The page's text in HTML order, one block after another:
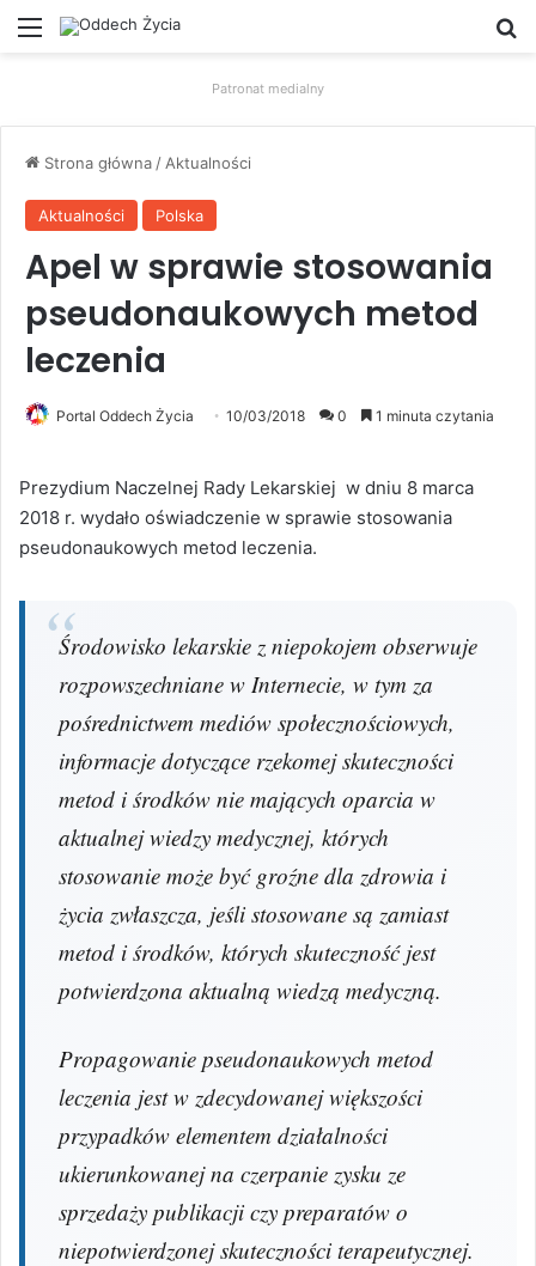
Menu
Patronat medialny
Strona główna / Aktualności
Aktualności Polska
Apel w sprawie stosowania
pseudonaukowych metod
leczenia
Portal Oddech Życia 10/03/2018 0 1 minuta czytania
Prezydium Naczelnej Rady Lekarskiej w dniu 8 marca
2018 r. wydało oświadczenie w sprawie stosowania
pseudonaukowych metod leczenia.
Środowisko lekarskie z niepokojem obserwuje
rozpowszechniane w Internecie, w tym za
pośrednictwem mediów społecznościowych,
informacje dotyczące rzekomej skuteczności
metod i środków nie mających oparcia w
aktualnej wiedzy medycznej, których
stosowanie może być groźne dla zdrowia i
życia zwłaszcza, jeśli stosowane są zamiast
metod i środków, których skuteczność jest
potwierdzona aktualną wiedzą medyczną.
Propagowanie pseudonaukowych metod
leczenia jest w zdecydowanej większości
przypadków elementem działalności
ukierunkowanej na czerpanie zysku ze
sprzedaży publikacji czy preparatów o
niepotwierdzonej skuteczności terapeutycznej.